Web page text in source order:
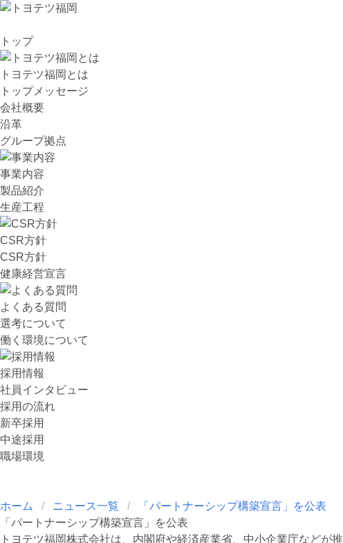
トップ
トヨテツ福岡とは
トップメッセージ
会社概要
沿革
グループ拠点
事業内容
製品紹介
生産工程
CSR方針
CSR方針
健康経営宣言
よくある質問
選考について
働く環境について
採用情報
社員インタビュー
採用の流れ
新卒採用
中途採用
職場環境
ホーム ニュース一覧
「パートナーシップ構築宣言」を公表
「パートナーシップ構築宣言」を公表
トヨテツ福岡株式会社は、内閣府や経済産業省、中小企業庁など